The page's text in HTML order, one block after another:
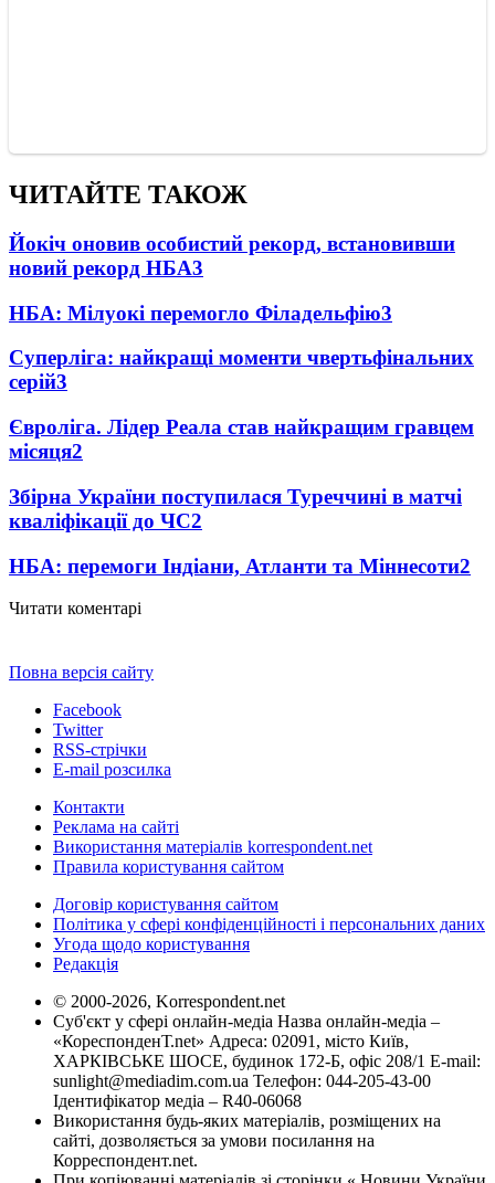
ЧИТАЙТЕ ТАКОЖ
Йокіч оновив особистий рекорд, встановивши
новий рекорд НБА3
НБА: Мілуокі перемогло Філадельфію3
Суперліга: найкращі моменти чвертьфінальних
серій3
Євроліга. Лідер Реала став найкращим гравцем
місяця2
Збірна України поступилася Туреччині в матчі
кваліфікації до ЧС2
НБА: перемоги Індіани, Атланти та Міннесоти2
Читати коментарі
Повна версія сайту
Facebook
Twitter
RSS-стрічки
E-mail розсилка
Контакти
Реклама на сайті
Використання матеріалів korrespondent.net
Правила користування сайтом
Договір користування сайтом
Політика у сфері конфіденційності і персональних даних
Угода щодо користування
Редакція
© 2000-2026, Korrespondent.net
Суб'єкт у сфері онлайн-медіа Назва онлайн-медіа –
«КореспонденТ.net» Адреса: 02091, місто Київ,
ХАРКІВСЬКЕ ШОСЕ, будинок 172-Б, офіс 208/1 E-mail:
sunlight@mediadim.com.ua Телефон: 044-205-43-00
Ідентифікатор медіа – R40-06068
Використання будь-яких матеріалів, розміщених на
сайті, дозволяється за умови посилання на
Корреспондент.net.